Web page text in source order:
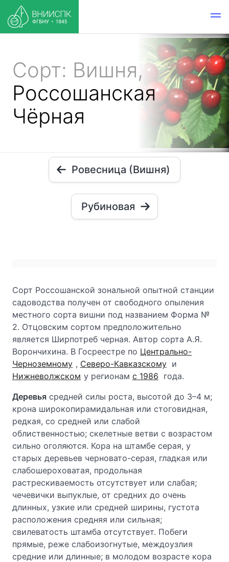
Сорт: Вишня,
Россошанская
Чёрная
Ровесница (Вишня)
Рубиновая
Сорт Россошанской зональной опытной станции
садоводства получен от свободного опыления
местного сорта вишни под названием Форма №
2. Отцовским сортом предположительно
является Ширпотреб черная. Автор сорта А.Я.
Ворончихина. В Госреестре по Центрально-
Черноземному , Северо-Кавказскому и
Нижневолжском у регионам с 1986 года.
Деревья средней силы роста, высотой до 3–4 м;
крона широкопирамидальная или стоговидная,
редкая, со средней или слабой
облиственностью; скелетные ветви с возрастом
сильно оголяются. Кора на штамбе серая, у
старых деревьев черновато-серая, гладкая или
слабошероховатая, продольная
растрескиваемость отсутствует или слабая;
чечевички выпуклые, от средних до очень
длинных, узкие или средней ширины, густота
расположения средняя или сильная;
свилеватость штамба отсутствует. Побеги
прямые, реже слабоизогнутые, междоузлия
средние или длинные; в молодом возрасте кора